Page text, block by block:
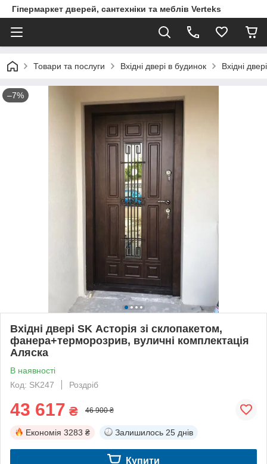
Гіпермаркет дверей, сантехніки та меблів Verteks
Товари та послуги Вхідні двері в будинок Вхідні
–7%
Вхідні двері SK Асторія зі склопакетом,
фанера+терморозрив, вуличні комплектація
Аляска
В наявності
Код: SK247
Роздріб
43 617 ₴ 46 900 ₴
Економія 3283 ₴ Залишилось 25 днів
Купити